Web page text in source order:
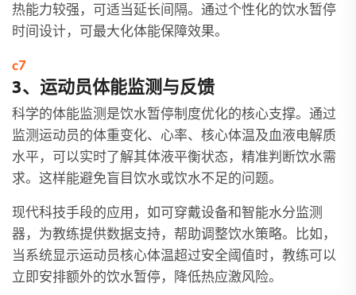
热能力较强，可适当延长间隔。通过个性化的饮水暂停
时间设计，可最大化体能保障效果。
c7
3、运动员体能监测与反馈
科学的体能监测是饮水暂停制度优化的核心支撑。通过
监测运动员的体重变化、心率、核心体温及血液电解质
水平，可以实时了解其体液平衡状态，精准判断饮水需
求。这样能避免盲目饮水或饮水不足的问题。
现代科技手段的应用，如可穿戴设备和智能水分监测
器，为教练提供数据支持，帮助调整饮水策略。比如，
当系统显示运动员核心体温超过安全阈值时，教练可以
立即安排额外的饮水暂停，降低热应激风险。